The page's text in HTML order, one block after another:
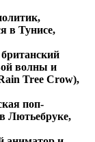
в Тунисе,
волны и
Tree Crow),
поп-
Лютьебруке,